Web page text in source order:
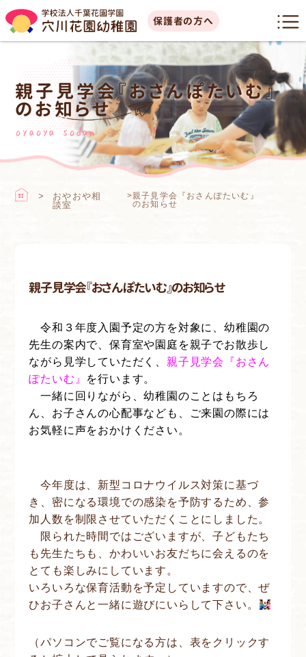
保護者の方へ
親子見学会『おさんぽたいむ』
のお知らせ
oyaoya sodan
おやおや相
談室
>親子見学会『おさんぽたいむ』
のお知らせ
親子見学会『おさんぽたいむ』のお知らせ
令和３年度入園予定の方を対象に、幼稚園の
先生の案内で、保育室や園庭を親子でお散歩し
ながら見学していただく、 親子見学会『おさん
ぽたいむ』 を行います。
一緒に回りながら、幼稚園のことはもちろ
ん、お子さんの心配事なども、ご来園の際には
お気軽に声をおかけください。
今年度は、新型コロナウイルス対策に基づ
き、密になる環境での感染を予防するため、参
加人数を制限させていただくことにしました。
限られた時間ではございますが、子どもたち
も先生たちも、かわいいお友だちに会えるのを
とても楽しみにしています。
いろいろな保育活動を予定していますので、ぜ
ひお子さんと一緒に遊びにいらして下さい。
（パソコンでご覧になる方は、表をクリックす